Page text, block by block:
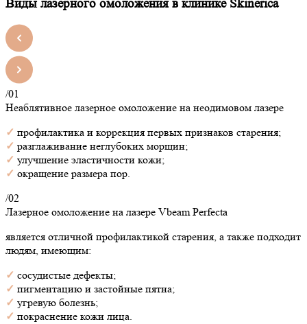
Виды лазерного омоложения в клинике Skinerica
/01
Неаблятивное лазерное омоложение на неодимовом лазере
✓ профилактика и коррекция первых признаков старения;
✓ разглаживание неглубоких морщин;
✓ улучшение эластичности кожи;
✓ окращение размера пор.
/02
Лазерное омоложение на лазере Vbeam Perfecta
является отличной профилактикой старения, а также подходит
людям, имеющим:
✓ сосудистые дефекты;
✓ пигментацию и застойные пятна;
✓ угревую болезнь;
✓ покраснение кожи лица.